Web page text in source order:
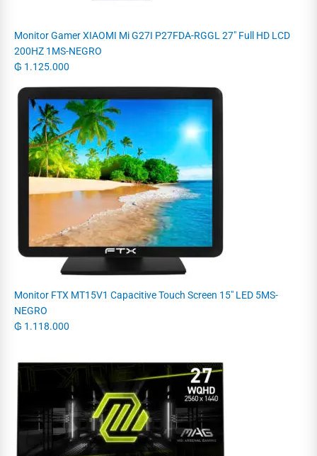
Monitor Gamer XIAOMI Mi G27I P27FDA-RGGL 27" Full HD LCD
200HZ 1MS-NEGRO
₲ 1.125.000
Monitor FTX MT15V1 Capacitive Touch Screen 15" LED 5MS-
NEGRO
₲ 1.118.000